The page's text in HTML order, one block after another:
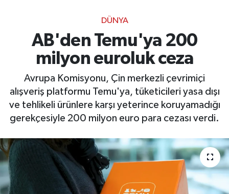
DÜNYA
AB'den Temu'ya 200
milyon euroluk ceza
Avrupa Komisyonu, Çin merkezli çevrimiçi
alışveriş platformu Temu'ya, tüketicileri yasa dışı
ve tehlikeli ürünlere karşı yeterince koruyamadığı
gerekçesiyle 200 milyon euro para cezası verdi.
Son Dakika Haberleri
Haber Arşivi